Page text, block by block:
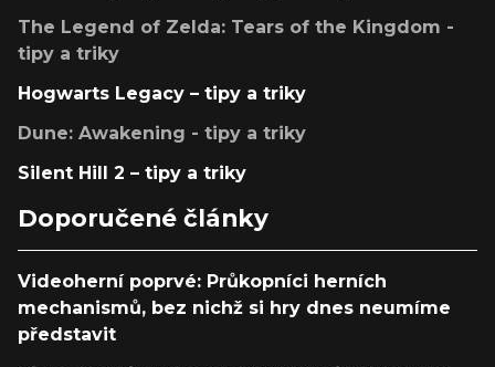
The Legend of Zelda: Tears of the Kingdom -
tipy a triky
Hogwarts Legacy – tipy a triky
Dune: Awakening - tipy a triky
Silent Hill 2 – tipy a triky
Doporučené články
Videoherní poprvé: Průkopníci herních
mechanismů, bez nichž si hry dnes neumíme
představit